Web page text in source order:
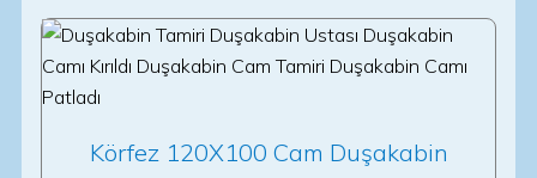
Körfez 120X100 Cam Duşakabin